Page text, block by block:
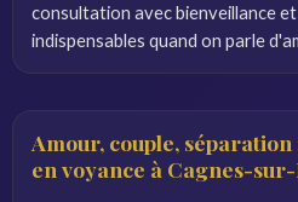
consultation avec bienveillance
indispensables quand on parle
Amour, couple,
en voyance à Cagnes-